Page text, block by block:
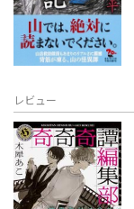
レビュー